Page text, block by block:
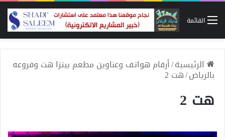
القائمة
الرئيسية/أرقام هواتف وعناوين مطعم بيتزا هت وفروعه
بالرياض/هت 2
هت 2